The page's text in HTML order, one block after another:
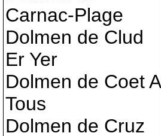
Carnac-Plage
Dolmen de Clud
Er Yer
Dolmen de Coet A
Tous
Dolmen de Cruz